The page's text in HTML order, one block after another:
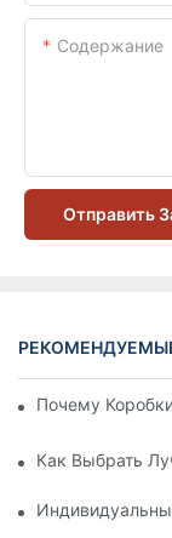
Содержание
Отправить
Почему
Как Выбрать